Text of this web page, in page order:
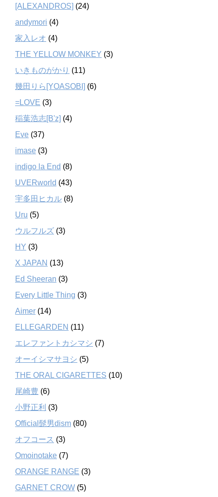
[ALEXANDROS] (24)
andymori (4)
家入レオ (4)
THE YELLOW MONKEY (3)
いきものがかり (11)
幾田りら[YOASOBI] (6)
=LOVE (3)
稲葉浩志[B'z] (4)
Eve (37)
imase (3)
indigo la End (8)
UVERworld (43)
宇多田ヒカル (8)
Uru (5)
ウルフルズ (3)
HY (3)
X JAPAN (13)
Ed Sheeran (3)
Every Little Thing (3)
Aimer (14)
ELLEGARDEN (11)
エレファントカシマシ (7)
オーイシマサヨシ (5)
THE ORAL CIGARETTES (10)
尾崎豊 (6)
小野正利 (3)
Official髭男dism (80)
オフコース (3)
Omoinotake (7)
ORANGE RANGE (3)
GARNET CROW (5)